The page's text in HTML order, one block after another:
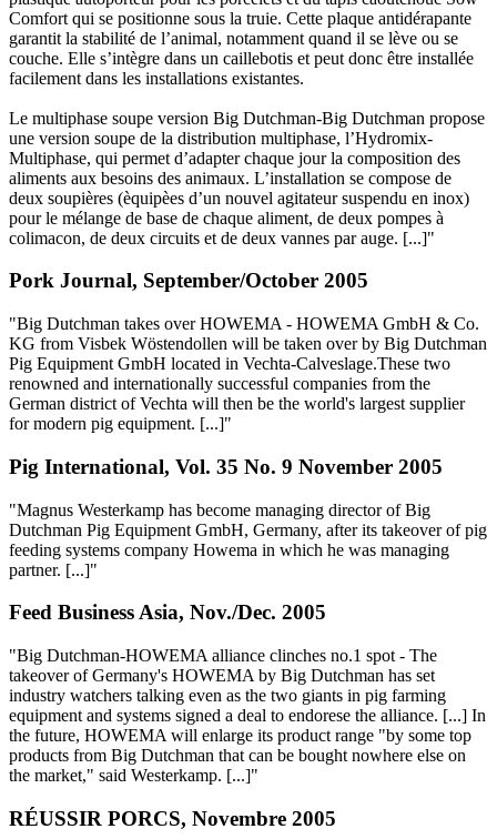
Comfort qui se positionne sous la truie. Cette plaque antidérapante
garantit la stabilité de l’animal, notamment quand il se lève ou se
couche. Elle s’intègre dans un caillebotis et peut donc être installée
facilement dans les installations existantes.
Le multiphase soupe version Big Dutchman-Big Dutchman propose
une version soupe de la distribution multiphase, l’Hydromix-
Multiphase, qui permet d’adapter chaque jour la composition des
aliments aux besoins des animaux. L’installation se compose de
deux soupières (èquipèes d’un nouvel agitateur suspendu en inox)
pour le mélange de base de chaque aliment, de deux pompes à
colimacon, de deux circuits et de deux vannes par auge. [...]"
Pork Journal, September/October 2005
"Big Dutchman takes over HOWEMA - HOWEMA GmbH & Co.
KG from Visbek Wöstendollen will be taken over by Big Dutchman
Pig Equipment GmbH located in Vechta-Calveslage.These two
renowned and internationally successful companies from the
German district of Vechta will then be the world's largest supplier
for modern pig equipment. [...]"
Pig International, Vol. 35 No. 9 November 2005
"Magnus Westerkamp has become managing director of Big
Dutchman Pig Equipment GmbH, Germany, after its takeover of pig
feeding systems company Howema in which he was managing
partner. [...]"
Feed Business Asia, Nov./Dec. 2005
"Big Dutchman-HOWEMA alliance clinches no.1 spot - The
takeover of Germany's HOWEMA by Big Dutchman has set
industry watchers talking even as the two giants in pig farming
equipment and systems signed a deal to endorese the alliance. [...] In
the future, HOWEMA will enlarge its product range "by some top
products from Big Dutchman that can be bought nowhere else on
the market," said Westerkamp. [...]"
RÉUSSIR PORCS, Novembre 2005